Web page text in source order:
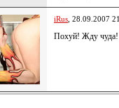
iRus , 28.09.2007
Похуй! Жду чуда!